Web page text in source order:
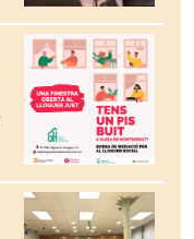
Image
Image